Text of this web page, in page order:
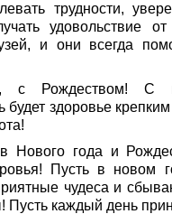
трудности,
удовольствие
и они всегда
Рождеством! С
здоровье
Нового года и
Пусть в новом
чудеса и
Пусть каждый день